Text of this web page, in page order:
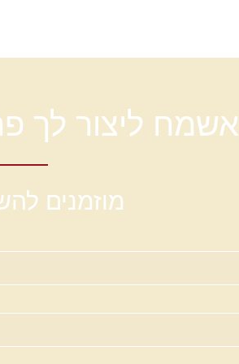
אשמח ליצור לך
מוזמנים